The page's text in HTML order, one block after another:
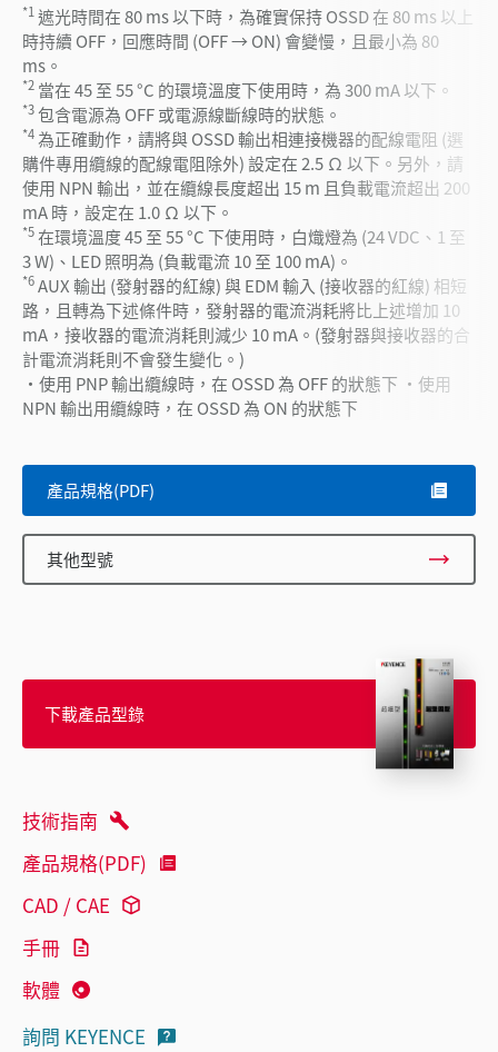
*1 遮光時間在 80 ms 以下時，為確實保持 OSSD 在 80 ms 以上
時持續 OFF，回應時間 (OFF → ON) 會變慢，且最小為 80
ms。
*2 當在 45 至 55 °C 的環境溫度下使用時，為 300 mA 以下。
*3包含電源為 OFF 或電源線斷線時的狀態。
*4 為正確動作，請將與 OSSD 輸出相連接機器的配線電阻 (選
購件專用纜線的配線電阻除外) 設定在 2.5 Ω 以下。另外，請
使用 NPN 輸出，並在纜線長度超出 15 m 且負載電流超出 200
mA 時，設定在 1.0 Ω 以下。
*5在環境溫度 45 至 55 °C 下使用時，白熾燈為 (24 VDC、1 至
3 W)、LED 照明為 (負載電流 10 至 100 mA)。
*6AUX 輸出 (發射器的紅線) 與 EDM 輸入 (接收器的紅線) 相短
路，且轉為下述條件時，發射器的電流消耗將比上述增加 10
mA，接收器的電流消耗則減少 10 mA。(發射器與接收器的合
計電流消耗則不會發生變化。)
・使用 PNP 輸出纜線時，在 OSSD 為 OFF 的狀態下 ・使用
NPN 輸出用纜線時，在 OSSD 為 ON 的狀態下
產品規格(PDF)
其他型號
下載產品型錄
技術指南
產品規格(PDF)
CAD / CAE
手冊
軟體
詢問 KEYENCE